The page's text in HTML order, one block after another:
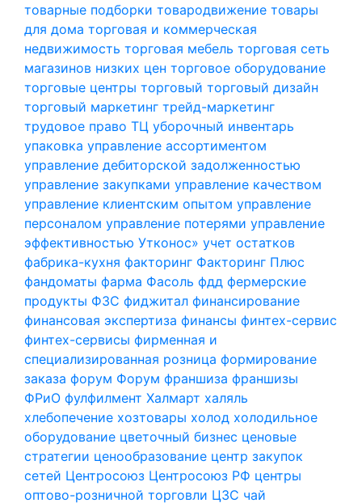
товарные подборки товародвижение товары
для дома торговая и коммерческая
недвижимость торговая мебель торговая сеть
магазинов низких цен торговое оборудование
торговые центры торговый торговый дизайн
торговый маркетинг трейд-маркетинг
трудовое право ТЦ уборочный инвентарь
упаковка управление ассортиментом
управление дебиторской задолженностью
управление закупками управление качеством
управление клиентским опытом управление
персоналом управление потерями управление
эффективностью Утконос» учет остатков
фабрика-кухня факторинг Факторинг Плюс
фандоматы фарма Фасоль фдд фермерские
продукты ФЗС фиджитал финансирование
финансовая экспертиза финансы финтех-сервис
финтех-сервисы фирменная и
специализированная розница формирование
заказа форум Форум франшиза франшизы
ФРиО фулфилмент Халмарт халяль
хлебопечение хозтовары холод холодильное
оборудование цветочный бизнес ценовые
стратегии ценообразование центр закупок
сетей Центросоюз Центросоюз РФ центры
оптово-розничной торговли ЦЗС чай